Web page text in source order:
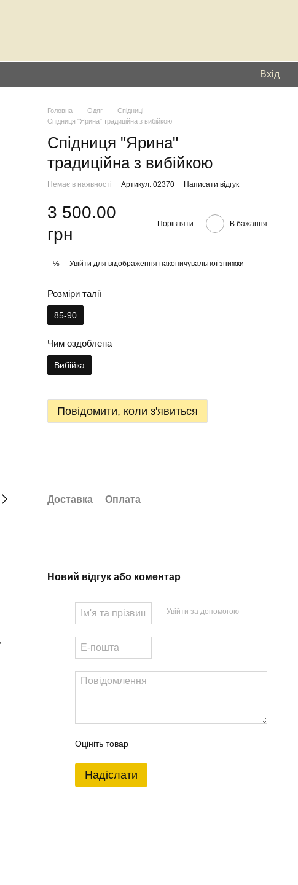
Вхід
Головна Одяг
Спідниці
Спідниця "Ярина" традиційна з вибійкою
Спідниця "Ярина"
традиційна з вибійкою
Немає в наявності Артикул: 02370 Написати відгук
3 500.00
грн
Порівняти В бажання
% Увійти для відображення накопичувальної знижки
Розміри талії
85-90
Чим оздоблена
Вибійка
Повідомити, коли з'явиться
Доставка Оплата
Новий відгук або коментар
Увійти за допомогою
Оцініть товар
Надіслати